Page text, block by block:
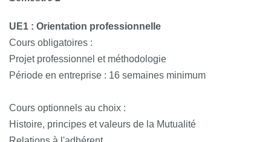
UE1 : Orientation professionnelle
Cours obligatoires :
Projet professionnel et méthodologie
Période en entreprise : 16 semaines minimum
Cours optionnels au choix :
Histoire, principes et valeurs de la Mutualité